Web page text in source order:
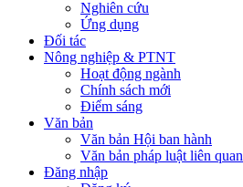
Nghiên cứu
Ứng dụng
Đối tác
Nông nghiệp & PTNT
Hoạt động ngành
Chính sách mới
Điểm sáng
Văn bản
Văn bản Hội ban hành
Văn bản pháp luật liên quan
Đăng nhập